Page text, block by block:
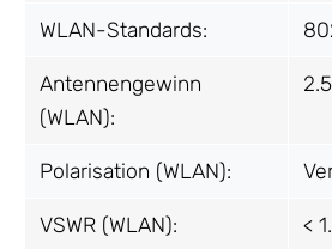
WLAN-Standards:
Antennengewinn
(WLAN):
Polarisation (WLAN):
VSWR (WLAN): <